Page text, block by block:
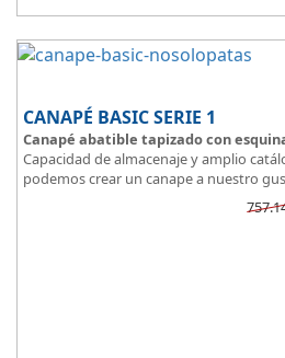
CANAPÉ BASIC SERIE 1
Canapé abatible tapizado con
Capacidad de almacenaje y amplio
podemos crear un canape a nuestro
Diseño, elegancia y funcionalidad se